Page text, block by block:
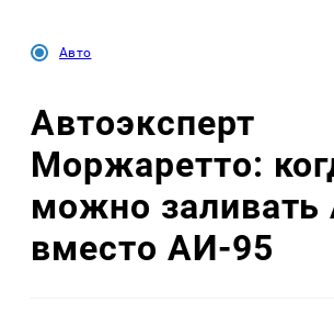
Авто
Автоэксперт
Моржаретто:
можно
вместо АИ-95